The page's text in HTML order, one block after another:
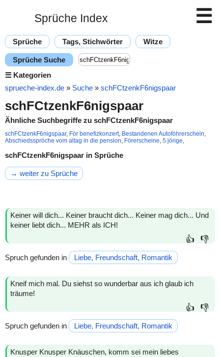
Sprüche Index ☰
Sprüche Tags, Stichwörter Witze
Sprüche Suche
☰ Kategorien
sprueche-index.de » Suche » schFCtzenkF6nigspaar
schFCtzenkF6nigspaar
Ähnliche Suchbegriffe zu schFCtzenkF6nigspaar
schFCtzenkF6nigspaar, För benefizkonzert, Bestandenen Autoföhrerschein,
Abschiedsspröche vom altag in die pension, Förerscheine, 5 jörige,
schFCtzenkF6nigspaar in Sprüche
→ weiter zu Sprüche
Keiner will dich... Keiner braucht dich... Keiner mag dich... Und
keiner liebt dich... MEHR als ICH!
👍 👎
Spruch gefunden in Liebe, Freundschaft, Romantik
Kneif mich mal. Du siehst so wunderbar aus ich glaub ich
träume!
👍 👎
Spruch gefunden in Liebe, Freundschaft, Romantik
Knusper Knusper Knäuschen, komm sei mein liebes